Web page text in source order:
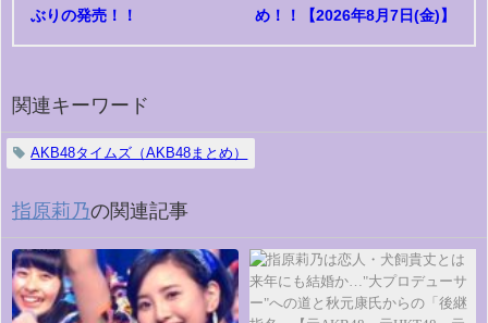
ぶりの発売！！
め！！【2026年8月7日(金)】
関連キーワード
AKB48タイムズ（AKB48まとめ）
指原莉乃の関連記事